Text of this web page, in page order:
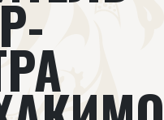
Новости
Подкасты
Видеолекторий